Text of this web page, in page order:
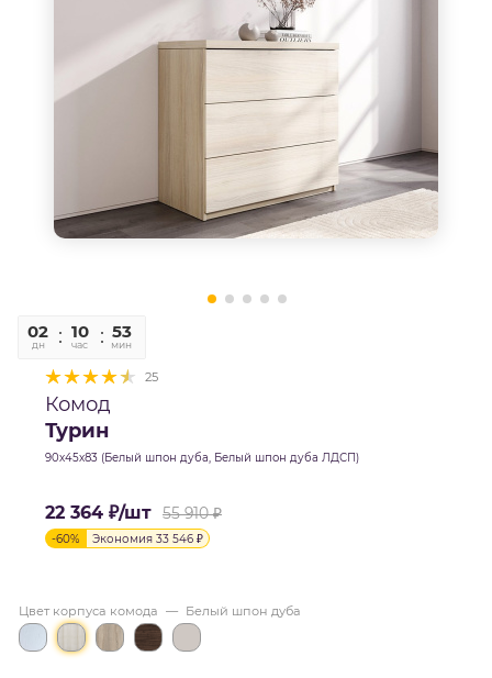
02
дн
10
час
52
мин
25
Комод
Турин
90х45х83 (Белый шпон дуба, Белый шпон дуба ЛДСП)
22 364 ₽/шт 55 910₽
-60% Экономия 33 546 ₽
Цвет корпуса комода — Белый шпон дуба